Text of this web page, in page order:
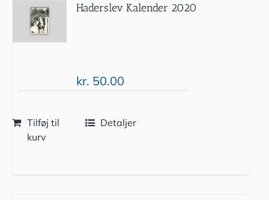
Haderslev Kalender 2020
kr. 50.00
Tilføj til
kurv
Detaljer